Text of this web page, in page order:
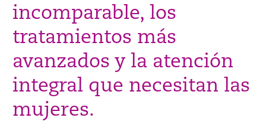
incomparable, los
tratamientos más
avanzados y la atención
integral que necesitan las
mujeres.